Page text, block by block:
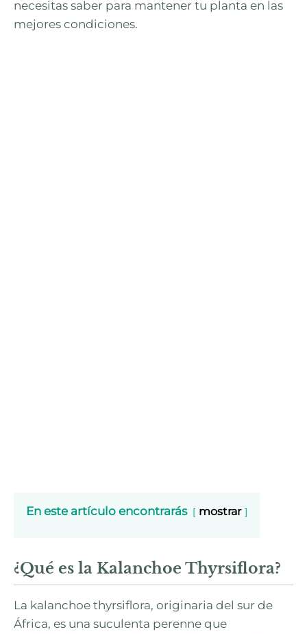
necesitas saber para mantener tu planta en las
mejores condiciones.
En este artículo encontrarás mostrar
¿Qué es la Kalanchoe Thyrsiflora?
La kalanchoe thyrsiflora, originaria del sur de
África, es una suculenta perenne que